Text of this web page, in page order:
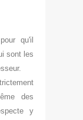
qu'il
sont les
des
y